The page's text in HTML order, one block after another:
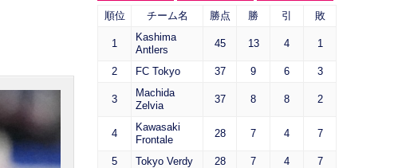
順位
チーム名 勝点 勝 引 敗
1
Kashima
Antlers
45 13 4 1
2 FC Tokyo 37 9 6 3
3
Machida
Zelvia
37 8 8 2
4
Kawasaki
Frontale
28 7 4 7
5 Tokyo Verdy 28 7 4 7